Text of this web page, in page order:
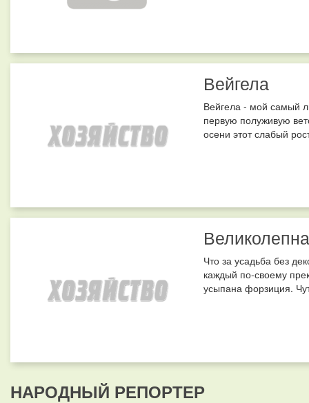
Вейгела
Вейгела - мой самый
первую полуживую
осени этот слабый
Что за усадьба без
каждый по-своему
усыпана форзиция.
НАРОДНЫЙ РЕПОРТЕР